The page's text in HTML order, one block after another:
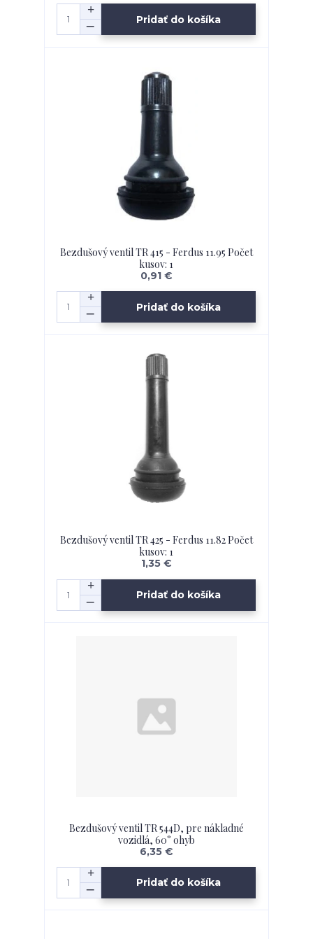
Pridať do košíka
Bezdušový ventil TR 415 - Ferdus 11.95 Počet
kusov: 1
0,91 €
Pridať do košíka
Bezdušový ventil TR 425 - Ferdus 11.82 Počet
kusov: 1
1,35 €
Pridať do košíka
Bezdušový ventil TR 544D, pre nákladné
vozidlá, 60° ohyb
6,35 €
Pridať do košíka